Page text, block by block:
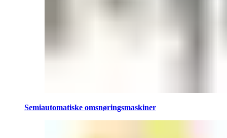
Semiautomatiske omsnøringsmaskiner